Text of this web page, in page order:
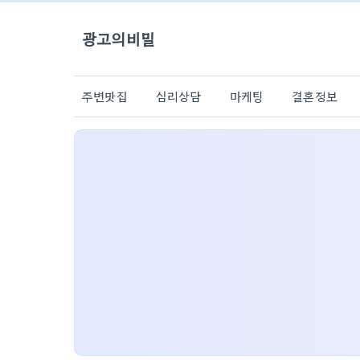
광고의비밀
주변맛집 심리상담 마케팅 결혼정보